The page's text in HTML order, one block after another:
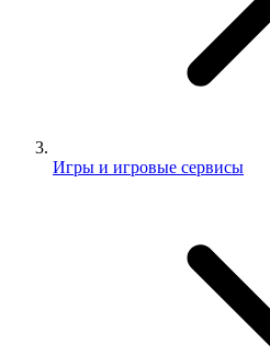
Игры и игровые сервисы